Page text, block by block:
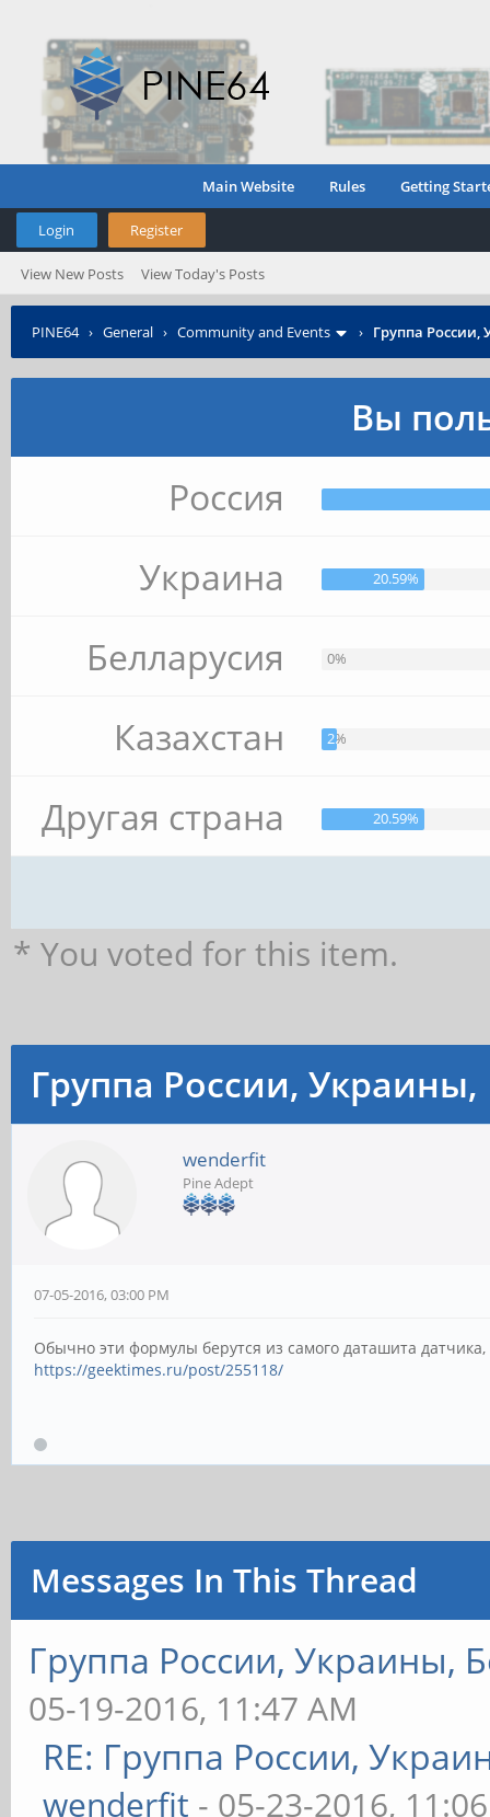
Main Website Rules Getting
Login Register
View New Posts View Today's Posts
PINE64› General › Community and Events › Группа России,
Вы
Россия
Украина
20.59%
Белларусия 0%
Казахстан 2.94%
Другая страна 20.59%
* You voted for this item.
Группа России, Украины,
wenderfit
Pine Adept
07-05-2016, 03:00 PM
Обычно эти формулы берутся из самого даташита
https://geektimes.ru/post/255118/
Messages In This Thread
Группа России, Украины,
05-19-2016, 11:47 AM
RE: Группа России,
wenderfit - 05-23-2016,